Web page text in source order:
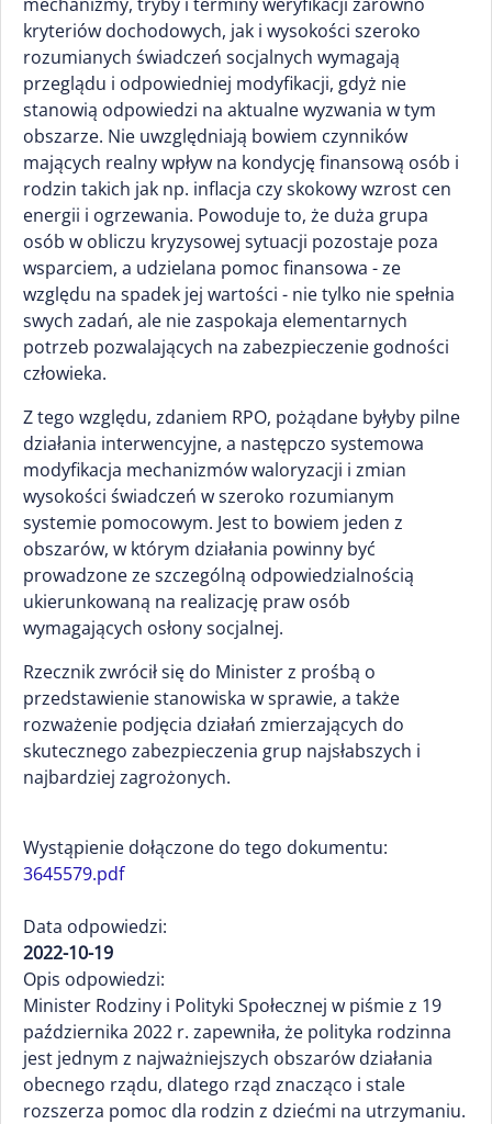
kryteriów dochodowych, jak i wysokości szeroko
rozumianych świadczeń socjalnych wymagają
przeglądu i odpowiedniej modyfikacji, gdyż nie
stanowią odpowiedzi na aktualne wyzwania w tym
obszarze. Nie uwzględniają bowiem czynników
mających realny wpływ na kondycję finansową osób i
rodzin takich jak np. inflacja czy skokowy wzrost cen
energii i ogrzewania. Powoduje to, że duża grupa
osób w obliczu kryzysowej sytuacji pozostaje poza
wsparciem, a udzielana pomoc finansowa - ze
względu na spadek jej wartości - nie tylko nie spełnia
swych zadań, ale nie zaspokaja elementarnych
potrzeb pozwalających na zabezpieczenie godności
człowieka.
Z tego względu, zdaniem RPO, pożądane byłyby pilne
działania interwencyjne, a następczo systemowa
modyfikacja mechanizmów waloryzacji i zmian
wysokości świadczeń w szeroko rozumianym
systemie pomocowym. Jest to bowiem jeden z
obszarów, w którym działania powinny być
prowadzone ze szczególną odpowiedzialnością
ukierunkowaną na realizację praw osób
wymagających osłony socjalnej.
Rzecznik zwrócił się do Minister z prośbą o
przedstawienie stanowiska w sprawie, a także
rozważenie podjęcia działań zmierzających do
skutecznego zabezpieczenia grup najsłabszych i
najbardziej zagrożonych.
Wystąpienie dołączone do tego dokumentu:
3645579.pdf
Data odpowiedzi:
2022-10-19
Opis odpowiedzi:
Minister Rodziny i Polityki Społecznej w piśmie z 19
października 2022 r. zapewniła, że polityka rodzinna
jest jednym z najważniejszych obszarów działania
obecnego rządu, dlatego rząd znacząco i stale
rozszerza pomoc dla rodzin z dziećmi na utrzymaniu.